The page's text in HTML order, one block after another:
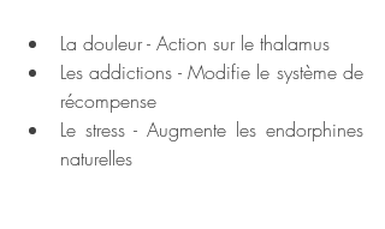
La douleur - Action sur le thalamus
Les addictions - Modifie le système de
récompense
Le stress - Augmente les endorphines
naturelles